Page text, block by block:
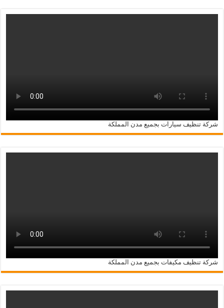
شركة تنظيف سيارات بجميع مدن المملكة
شركة تنظيف مكيفات بجميع مدن المملكة